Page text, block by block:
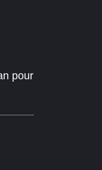
pour